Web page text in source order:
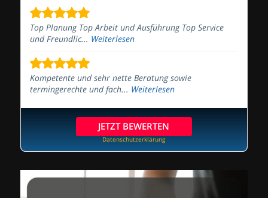
Top Planung Top Arbeit und Ausführung Top Service
und Freundlic... Weiterlesen
Kompetente und sehr nette Beratung sowie
termingerechte und fach... Weiterlesen
JETZT BEWERTEN
Datenschutzerklärung